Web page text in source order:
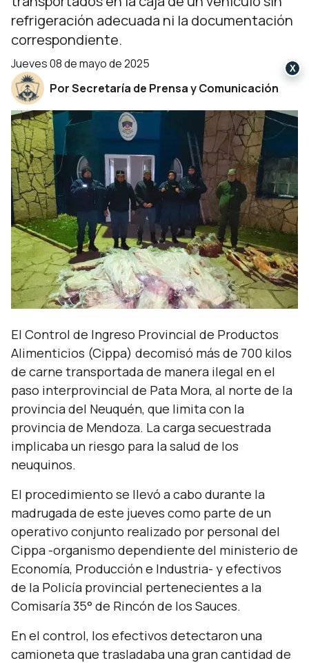
refrigeración adecuada ni la documentación
correspondiente.
jueves 08 de mayo de 2025
Por Secretaría de Prensa y Comunicación
El Control de Ingreso Provincial de Productos
Alimenticios (Cippa) decomisó más de 700 kilos
de carne transportada de manera ilegal en el
paso interprovincial de Pata Mora, al norte de la
provincia del Neuquén, que limita con la
provincia de Mendoza. La carga secuestrada
implicaba un riesgo para la salud de los
neuquinos.
El procedimiento se llevó a cabo durante la
madrugada de este jueves como parte de un
operativo conjunto realizado por personal del
Cippa -organismo dependiente del ministerio de
Economía, Producción e Industria- y efectivos
de la Policía provincial pertenecientes a la
Comisaría 35° de Rincón de los Sauces.
En el control, los efectivos detectaron una
camioneta que trasladaba una gran cantidad de
X